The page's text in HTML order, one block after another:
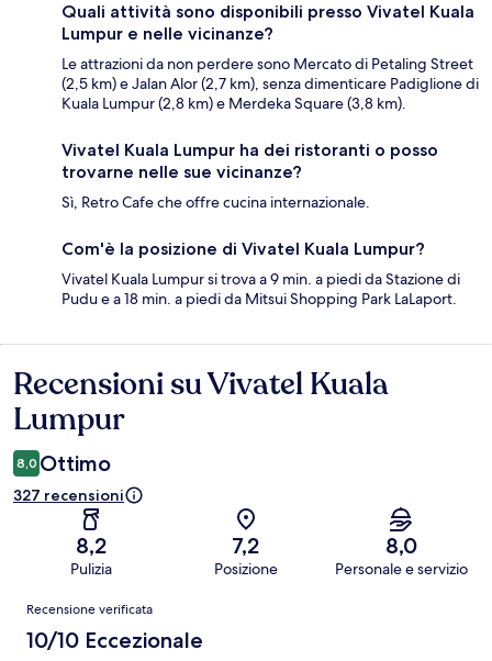
Quali attività sono disponibili presso Vivatel Kuala
Lumpur e nelle vicinanze?
Le attrazioni da non perdere sono Mercato di Petaling Street
(2,5 km) e Jalan Alor (2,7 km), senza dimenticare Padiglione di
Kuala Lumpur (2,8 km) e Merdeka Square (3,8 km).
Vivatel Kuala Lumpur ha dei ristoranti o posso
trovarne nelle sue vicinanze?
Sì, Retro Cafe che offre cucina internazionale.
Com'è la posizione di Vivatel Kuala Lumpur?
Vivatel Kuala Lumpur si trova a 9 min. a piedi da Stazione di
Pudu e a 18 min. a piedi da Mitsui Shopping Park LaLaport.
Recensioni
Recensioni su Vivatel Kuala
Lumpur
8,0 Ottimo
327 recensioni
8,2
Pulizia
7,2
Posizione
8,0
Personale e servizio
Recensioni
Recensione verificata
10/10 Eccezionale